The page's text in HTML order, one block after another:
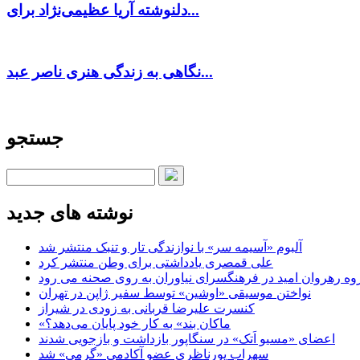
دلنوشته آریا عظیمی‌نژاد برای...
نگاهی به زندگی هنری ناصر عبد...
جستجو
نوشته های جدید
آلبوم «آسیمه سر» با نوازندگی تار و تنبک منتشر شد
علی قمصری یادداشتی برای وطن منتشر کرد
رهروان امید در فرهنگسرای نیاوران به روی صحنه می رود
نواختن موسیقی «اوشین» توسط سفیر ژاپن در تهران
کنسرت علیرضا قربانی به زودی در شیراز
«ماکان بند» به کار خود پایان می‌دهد؟
اعضای «مسیو اَتک» در سنگاپور بازداشت و بازجویی شدند
سهراب پورناظری عضو آکادمی «گرمی» شد